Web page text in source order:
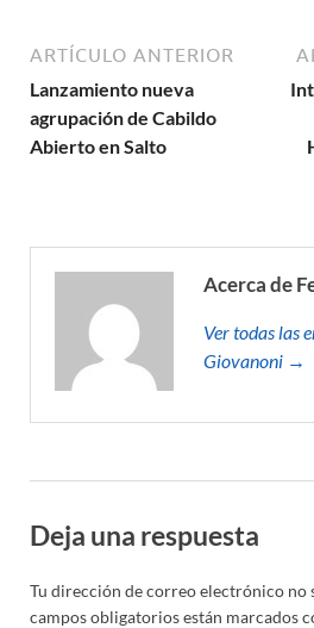
ARTÍCULO ANTERIOR
Lanzamiento nueva
agrupación de Cabildo
Abierto en Salto
Acerca de
Ver todas las
Giovanoni →
Deja una respuesta
Tu dirección de correo electrónico no
campos obligatorios están marcados